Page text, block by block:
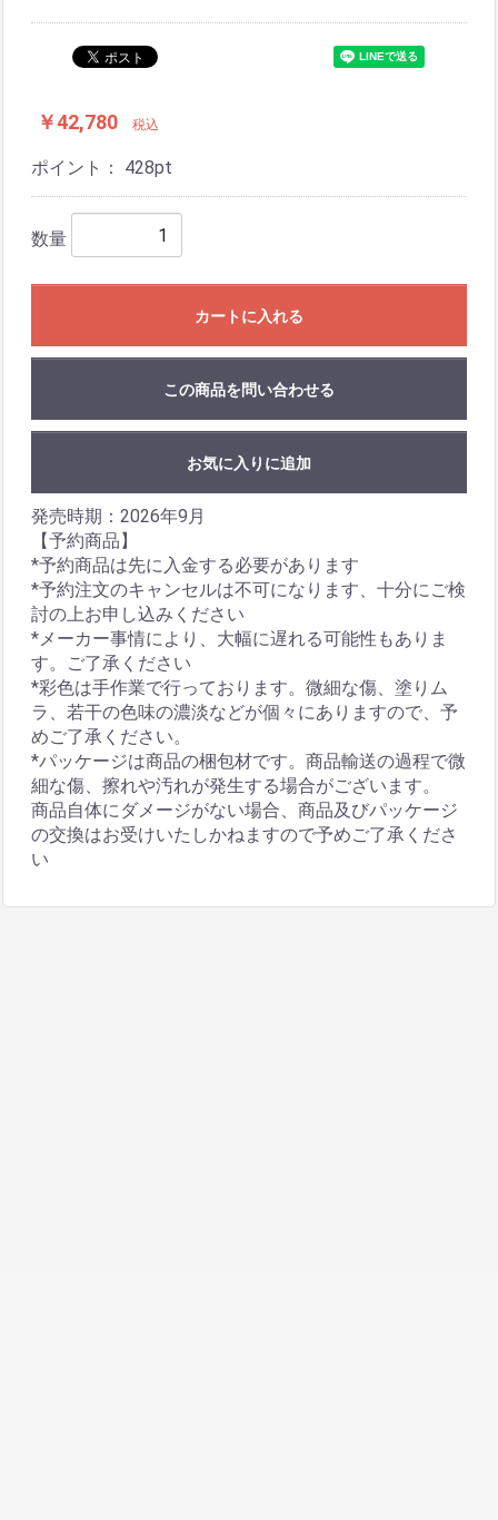
￥42,780 税込
ポイント： 428pt
数量
カートに入れる
この商品を問い合わせる
お気に入りに追加
発売時期：2026年9月
【予約商品】
*予約商品は先に入金する必要があります
*予約注文のキャンセルは不可になります、十分にご検
討の上お申し込みください
*メーカー事情により、大幅に遅れる可能性もありま
す。ご了承ください
*彩色は手作業で行っております。微細な傷、塗りム
ラ、若干の色味の濃淡などが個々にありますので、予
めご了承ください。
*パッケージは商品の梱包材です。商品輸送の過程で微
細な傷、擦れや汚れが発生する場合がございます。
商品自体にダメージがない場合、商品及びパッケージ
の交換はお受けいたしかねますので予めご了承くださ
い